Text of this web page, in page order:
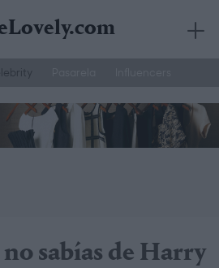
Moda Hombre
no sabías de Harry